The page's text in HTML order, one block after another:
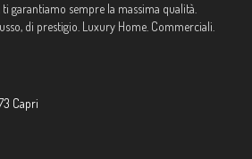
garantiamo sempre la massima qualità.
di prestigio. Luxury Home. Commerciali.
Capri